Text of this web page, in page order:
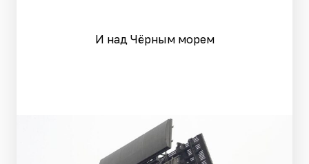
И над Чёрным морем